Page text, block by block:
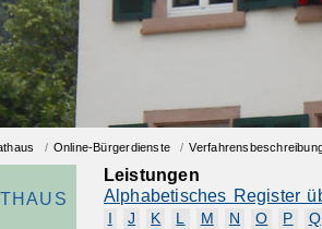
/ Online-Bürgerdienste /
Leistungen
Alphabetisches Register
J K L M N O P Q